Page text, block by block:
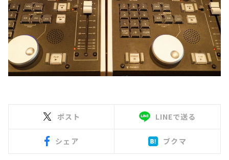
ポスト LINEで送る
シェア ブクマ